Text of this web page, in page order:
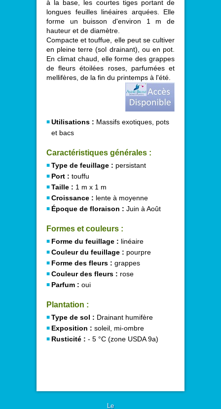
à la base, les courtes tiges portant de
longues feuilles linéaires arquées. Elle
forme un buisson d'environ 1 m de
hauteur et de diamètre.
Compacte et touffue, elle peut se cultiver
en pleine terre (sol drainant), ou en pot.
En climat chaud, elle forme des grappes
de fleurs étoilées roses, parfumées et
mellifères, de la fin du printemps à l'été.
Utilisations : Massifs exotiques, pots
et bacs
Caractéristiques générales :
Type de feuillage : persistant
Port : touffu
Taille : 1 m x 1 m
Croissance : lente à moyenne
Époque de floraison : Juin à Août
Formes et couleurs :
Forme du feuillage : linéaire
Couleur du feuillage : pourpre
Forme des fleurs : grappes
Couleur des fleurs : rose
Parfum : oui
Plantation :
Type de sol : Drainant humifère
Exposition : soleil, mi-ombre
Rusticité : - 5 °C (zone USDA 9a)
Le